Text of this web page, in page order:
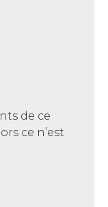
de ce
ce n’est